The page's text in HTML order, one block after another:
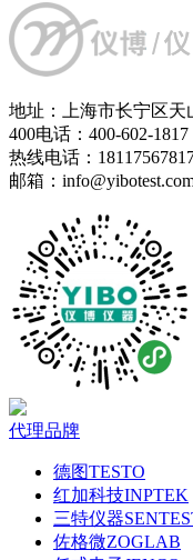
地址：上海市长宁区天
400电话：400-602-1817
热线电话：
邮箱：
代理品牌
德图TESTO
红加科技INPTEK
三特仪器
佐格微ZOGLAB